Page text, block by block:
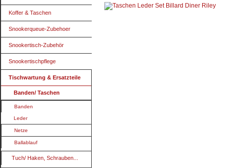
Koffer & Taschen
Snookerqueue-Zubehoer
Snookertisch-Zubehör
Snookertischpflege
Tischwartung & Ersatzteile
Banden/ Taschen
Banden
Leder
Netze
Ballablauf
Tuch/ Haken, Schrauben...